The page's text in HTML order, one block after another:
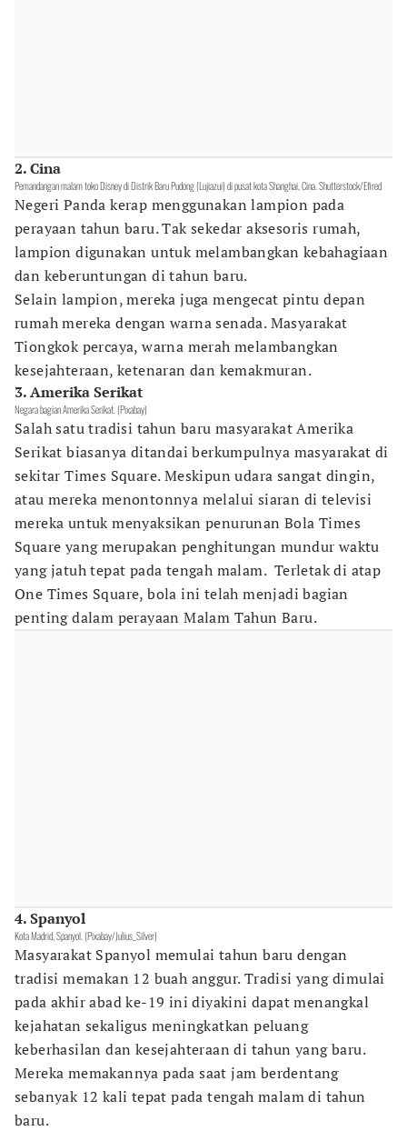
2. Cina
Pemandangan malam toko Disney di Distrik Baru Pudong (Lujiazui) di pusat kota Shanghai, Cina. Shutterstock/Efired
Negeri Panda kerap menggunakan lampion pada
perayaan tahun baru. Tak sekedar aksesoris rumah,
lampion digunakan untuk melambangkan kebahagiaan
dan keberuntungan di tahun baru.
Selain lampion, mereka juga mengecat pintu depan
rumah mereka dengan warna senada. Masyarakat
Tiongkok percaya, warna merah melambangkan
kesejahteraan, ketenaran dan kemakmuran.
3. Amerika Serikat
Negara bagian Amerika Serikat. (Pixabay)
Salah satu tradisi tahun baru masyarakat Amerika
Serikat biasanya ditandai berkumpulnya masyarakat di
sekitar Times Square. Meskipun udara sangat dingin,
atau mereka menontonnya melalui siaran di televisi
mereka untuk menyaksikan penurunan Bola Times
Square yang merupakan penghitungan mundur waktu
yang jatuh tepat pada tengah malam. Terletak di atap
One Times Square, bola ini telah menjadi bagian
penting dalam perayaan Malam Tahun Baru.
4. Spanyol
Kota Madrid, Spanyol. (Pixabay/Julius_Silver)
Masyarakat Spanyol memulai tahun baru dengan
tradisi memakan 12 buah anggur. Tradisi yang dimulai
pada akhir abad ke-19 ini diyakini dapat menangkal
kejahatan sekaligus meningkatkan peluang
keberhasilan dan kesejahteraan di tahun yang baru.
Mereka memakannya pada saat jam berdentang
sebanyak 12 kali tepat pada tengah malam di tahun
baru.